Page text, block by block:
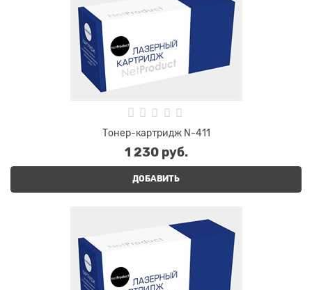
Тонер-картридж N-411
1 230 руб.
ДОБАВИТЬ